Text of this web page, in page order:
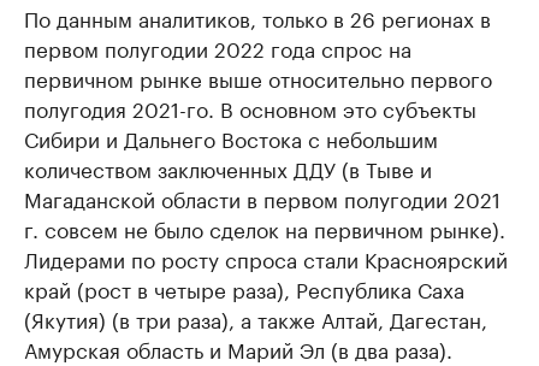
По данным аналитиков, только в 26 регионах в
первом полугодии 2022 года спрос на
первичном рынке выше относительно первого
полугодия 2021-го. В основном это субъекты
Сибири и Дальнего Востока с небольшим
количеством заключенных ДДУ (в Тыве и
Магаданской области в первом полугодии 2021
г. совсем не было сделок на первичном рынке).
Лидерами по росту спроса стали Красноярский
край (рост в четыре раза), Республика Саха
(Якутия) (в три раза), а также Алтай, Дагестан,
Амурская область и Марий Эл (в два раза).